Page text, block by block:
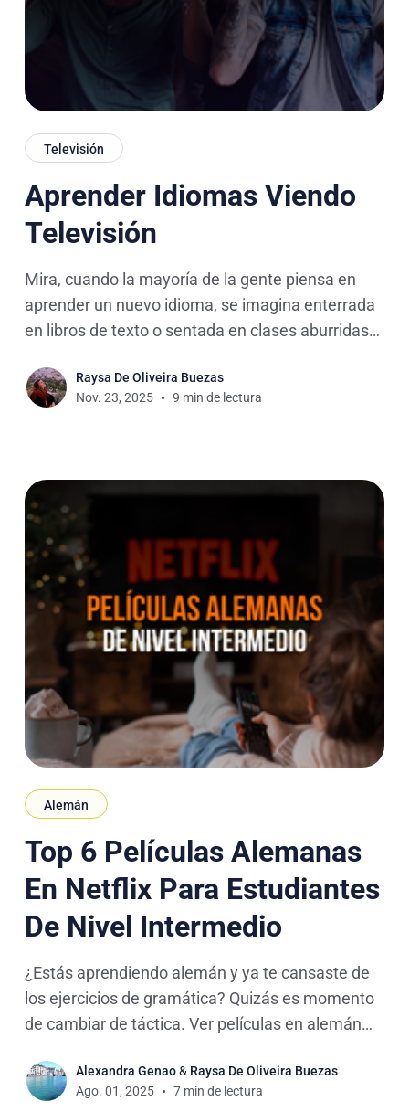
Televisión
Aprender Idiomas Viendo
Televisión
Mira, cuando la mayoría de la gente piensa en
aprender un nuevo idioma, se imagina enterrada
en libros de texto o sentada en clases aburridas
a enseñar exactamente cómo usar la televisión
como tu arma secreta para aprender idiomas. Te
Raysa De Oliveira Buezas
Nov. 23, 2025
9 min de lectura
Alemán
Top 6 Películas Alemanas
En Netflix Para Estudiantes
De Nivel Intermedio
¿Estás aprendiendo alemán y ya te cansaste de
los ejercicios de gramática? Quizás es momento
de cambiar de táctica. Ver películas en alemán
sorprendentemente útil de aprender. En este
artículo encontrarás una selección de seis
Alexandra Genao& Raysa De Oliveira Buezas
Ago. 01, 2025
7 min de lectura